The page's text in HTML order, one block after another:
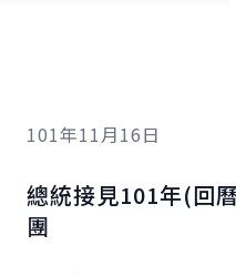
101年11月16日
總統接見101年(回
團